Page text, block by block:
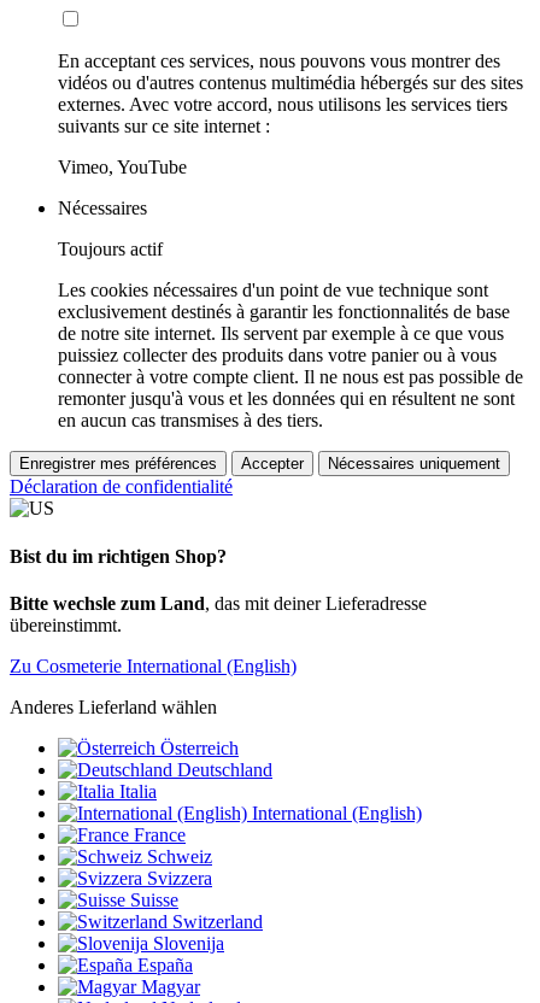
En acceptant ces services, nous pouvons vous montrer des
vidéos ou d'autres contenus multimédia hébergés sur des sites
externes. Avec votre accord, nous utilisons les services tiers
suivants sur ce site internet :
Vimeo, YouTube
Nécessaires
Toujours actif
Les cookies nécessaires d'un point de vue technique sont
exclusivement destinés à garantir les fonctionnalités de base
de notre site internet. Ils servent par exemple à ce que vous
puissiez collecter des produits dans votre panier ou à vous
connecter à votre compte client. Il ne nous est pas possible de
remonter jusqu'à vous et les données qui en résultent ne sont
en aucun cas transmises à des tiers.
Enregistrer mes préférences Accepter Nécessaires uniquement
Déclaration de confidentialité
Bist du im richtigen Shop?
Bitte wechsle zum Land, das mit deiner Lieferadresse
übereinstimmt.
Zu Cosmeterie International (English)
Anderes Lieferland wählen
Österreich
Deutschland
Italia
International (English)
France
Schweiz
Svizzera
Suisse
Switzerland
Slovenija
España
Magyar